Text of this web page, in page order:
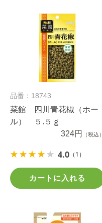
品番：18743
菜館 四川青花椒（ホー
ル） ５.５ｇ
324円
（税込）
4.0 （1）
カートに入れる